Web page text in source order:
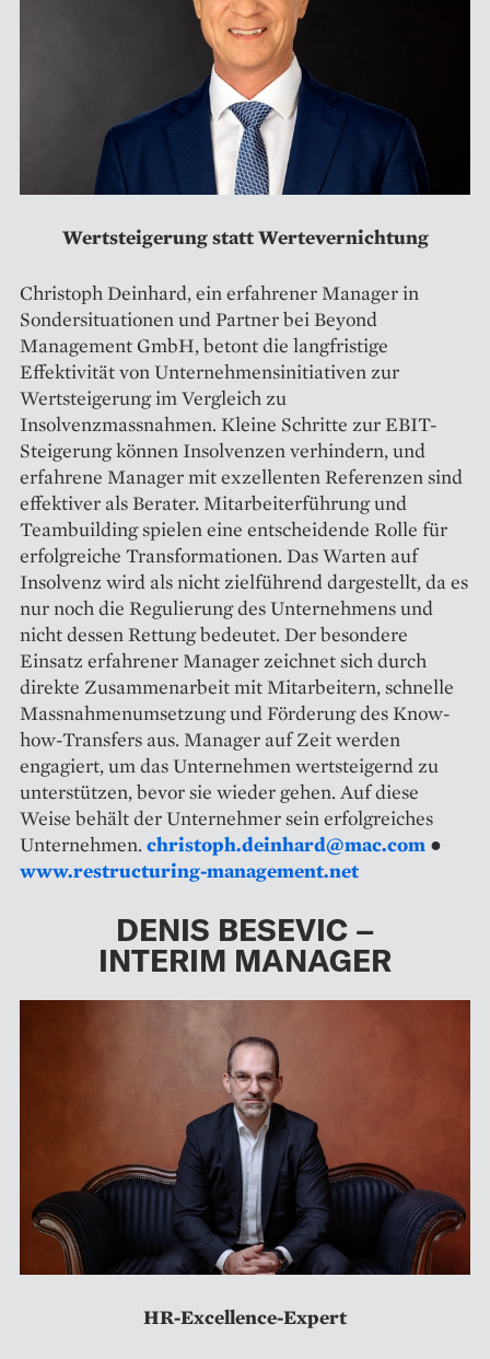
Wertsteigerung statt Wertevernichtung
Christoph Deinhard, ein erfahrener Manager in
Sondersituationen und Partner bei Beyond
Management GmbH, betont die langfristige
Effektivität von Unternehmensinitiativen zur
Wertsteigerung im Vergleich zu
Insolvenzmassnahmen. Kleine Schritte zur EBIT-
Steigerung können Insolvenzen verhindern, und
erfahrene Manager mit exzellenten Referenzen sind
effektiver als Berater. Mitarbeiterführung und
Teambuilding spielen eine entscheidende Rolle für
erfolgreiche Transformationen. Das Warten auf
Insolvenz wird als nicht zielführend dargestellt, da es
nur noch die Regulierung des Unternehmens und
nicht dessen Rettung bedeutet. Der besondere
Einsatz erfahrener Manager zeichnet sich durch
direkte Zusammenarbeit mit Mitarbeitern, schnelle
Massnahmenumsetzung und Förderung des Know-
how-Transfers aus. Manager auf Zeit werden
engagiert, um das Unternehmen wertsteigernd zu
unterstützen, bevor sie wieder gehen. Auf diese
Weise behält der Unternehmer sein erfolgreiches
Unternehmen. christoph.deinhard@mac.com ●
www.restructuring-management.net
DENIS BESEVIC –
INTERIM MANAGER
HR-Excellence-Expert